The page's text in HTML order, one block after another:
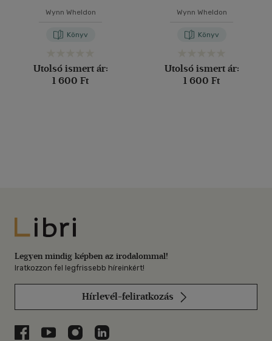
Wynn Wheldon
Könyv
Utolsó ismert ár:
1 600 Ft
Wynn Wheldon
Könyv
Utolsó ismert ár:
1 600 Ft
Libri
Legyen mindig képben az irodalommal!
Iratkozzon fel legfrissebb híreinkért!
Hírlevél-feliratkozás
Libri a Facebookon
Libri a Youtube-on
Libri az Instagramon
Libri a LinkedInen